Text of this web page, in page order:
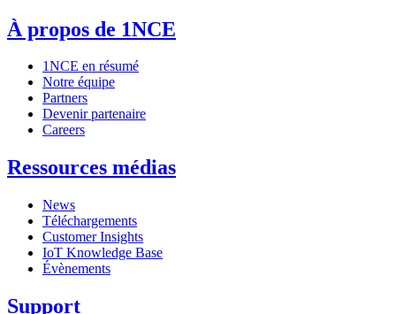
À propos de 1NCE
1NCE en résumé
Notre équipe
Partners
Devenir partenaire
Careers
Ressources médias
News
Téléchargements
Customer Insights
IoT Knowledge Base
Évènements
Support